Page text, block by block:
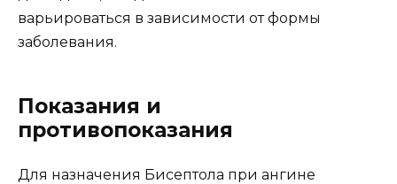
варьироваться в зависимости от формы
заболевания.
Показания и
противопоказания
Для назначения Бисептола при ангине